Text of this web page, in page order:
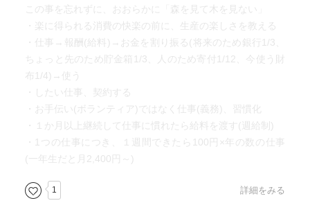
この事を忘れずに、おおらかに「森を見て木を見ない」
・楽に得られる消費の快楽の前に、生産の楽しさを教える
・仕事→報酬(給料)→お金を割り振る(将来のため銀行1/3、
ちょっと先のため貯金箱1/3、人のため寄付1/12、今使う財
布1/4)→使う
・したい仕事、契約する
・お手伝い(ボランティア)ではなく仕事(義務)、習慣化
・１か月以上継続して仕事に慣れたら給料を渡す(週給制)
・1つの仕事につき、１週間できたら100円×年の数の仕事
(一年生だと月2,400円～)
1 詳細をみる